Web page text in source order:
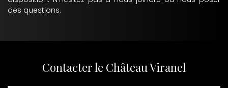
des questions.
Contacter le Château Viranel